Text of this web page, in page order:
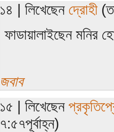
১৪ | লিখেছেন দ্রোহী
ফাডায়ালাইছেন মনির
জবাব
১৫ | লিখেছেন
৭:৫৭পূর্বাহ্ন)